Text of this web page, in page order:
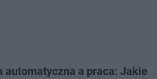
automatyczna a praca: Jakie